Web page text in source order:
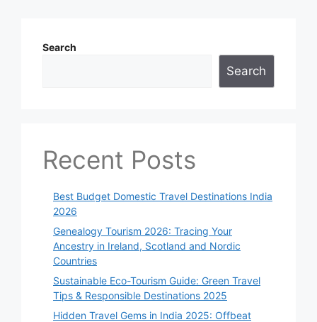
Search
Search
Recent Posts
Best Budget Domestic Travel Destinations India
2026
Genealogy Tourism 2026: Tracing Your
Ancestry in Ireland, Scotland and Nordic
Countries
Sustainable Eco-Tourism Guide: Green Travel
Tips & Responsible Destinations 2025
Hidden Travel Gems in India 2025: Offbeat